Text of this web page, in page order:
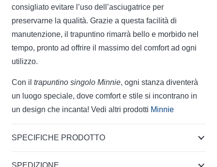
consigliato evitare l’uso dell’asciugatrice per
preservarne la qualità. Grazie a questa facilità di
manutenzione, il trapuntino rimarrà bello e morbido nel
tempo, pronto ad offrire il massimo del comfort ad ogni
utilizzo.
Con il trapuntino singolo Minnie, ogni stanza diventerà
un luogo speciale, dove comfort e stile si incontrano in
un design che incanta! Vedi altri prodotti Minnie
SPECIFICHE PRODOTTO
SPEDIZIONE